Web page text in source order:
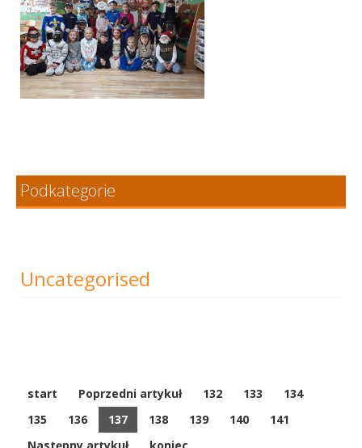
Podkategorie
Uncategorised
start Poprzedni artykuł 132 133
134
135
136 137 138 139 140
141
Następny artykuł
koniec